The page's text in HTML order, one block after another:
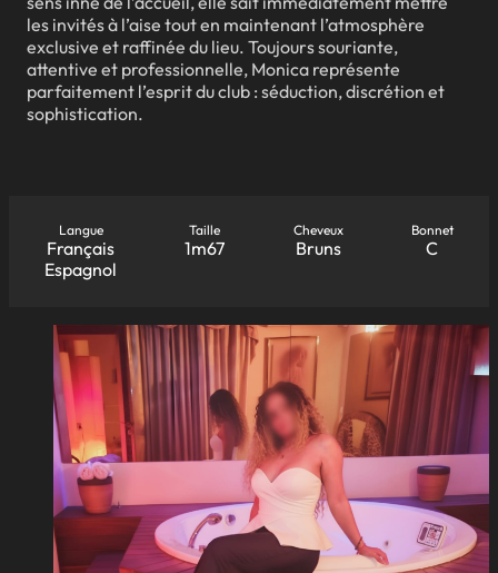
les invités à l’aise tout en maintenant l’atmosphère
exclusive et raffinée du lieu. Toujours souriante,
attentive et professionnelle, Monica représente
parfaitement l’esprit du club : séduction, discrétion et
sophistication.
Langue
Français
Espagnol
Taille
1m67
Cheveux
Bruns
Bonnet
C